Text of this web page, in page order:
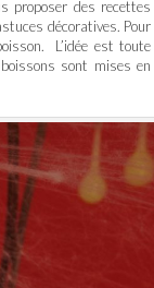
proposer des recettes
décoratives. Pour
L’idée est toute
sont mises en